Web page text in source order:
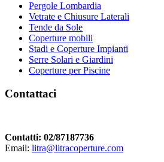
Pergole Lombardia
Vetrate e Chiusure Laterali
Tende da Sole
Coperture mobili
Stadi e Coperture Impianti
Serre Solari e Giardini
Coperture per Piscine
Contattaci
Contatti: 02/87187736
Email: litra@litracoperture.com